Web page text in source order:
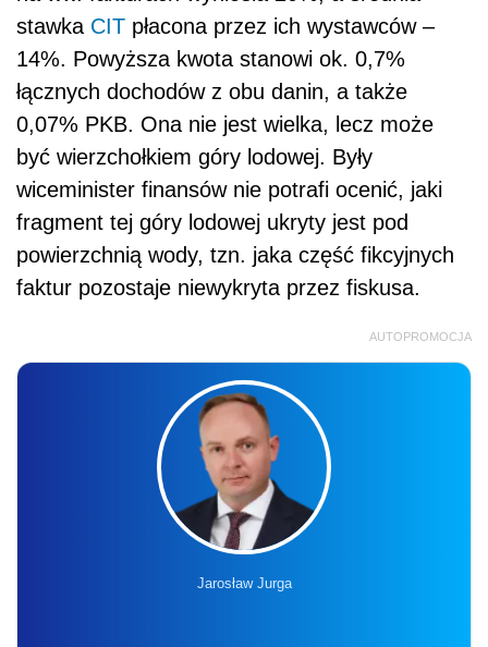
stawka CIT płacona przez ich wystawców –
14%. Powyższa kwota stanowi ok. 0,7%
łącznych dochodów z obu danin, a także
0,07% PKB. Ona nie jest wielka, lecz może
być wierzchołkiem góry lodowej. Były
wiceminister finansów nie potrafi ocenić, jaki
fragment tej góry lodowej ukryty jest pod
powierzchnią wody, tzn. jaka część fikcyjnych
faktur pozostaje niewykryta przez fiskusa.
AUTOPROMOCJA
Jarosław Jurga